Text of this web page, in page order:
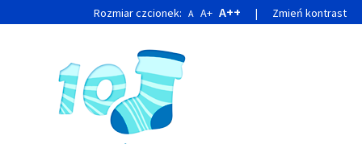
do
do
Rozmiar czcionek: A A+ A++ | Zmień kontrast